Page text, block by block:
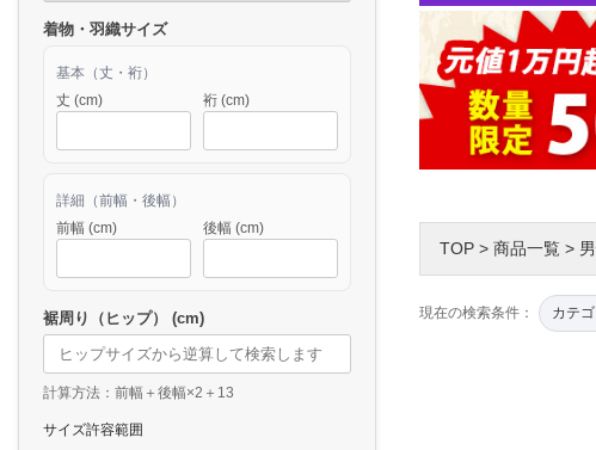
着物・羽織サイズ
基本（丈・裄）
丈 (cm)
裄 (cm)
詳細（前幅・後幅）
前幅 (cm)
後幅 (cm)
裾周り（ヒップ） (cm)
計算方法：前幅＋後幅×2＋13
サイズ許容範囲
TOP > 商品一覧 >
現在の検索条件： カテゴ